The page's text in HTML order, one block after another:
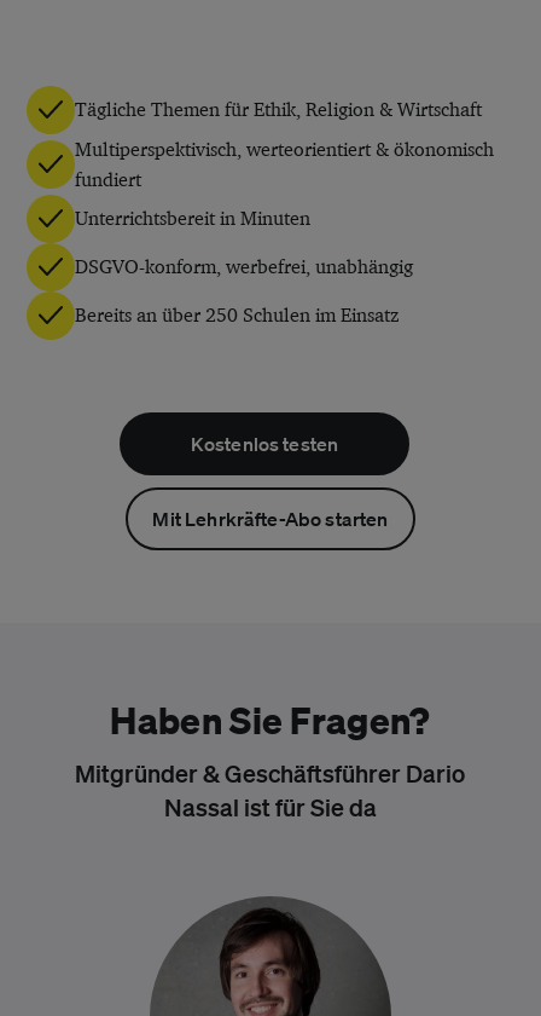
Tägliche Themen für Ethik, Religion & Wirtschaft
Multiperspektivisch, werteorientiert & ökonomisch
fundiert
Unterrichtsbereit in Minuten
DSGVO-konform, werbefrei, unabhängig
Bereits an über 250 Schulen im Einsatz
Kostenlos testen
Mit Lehrkräfte-Abo starten
Haben Sie Fragen?
Mitgründer & Geschäftsführer Dario
Nassal ist für Sie da